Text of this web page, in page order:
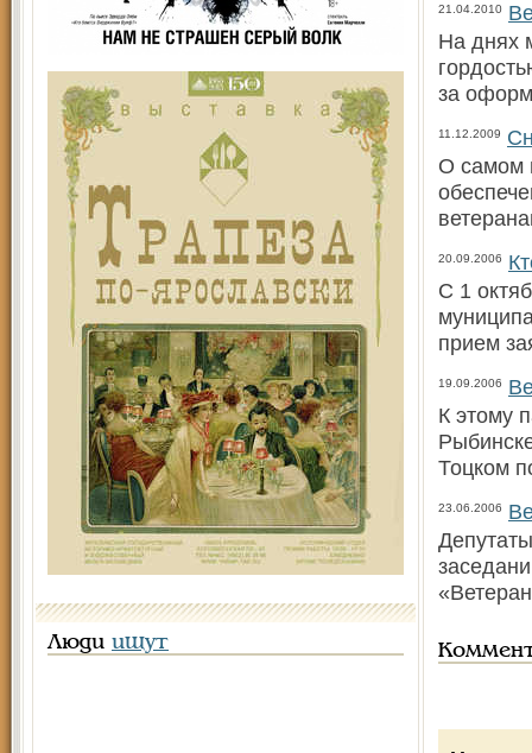
Люди ищут
21.04.2010
На днях
за
11.12.2009
О самом
20.09.2006
С 1
прием
19.09.2006
К этому
Тоцком
23.06.2006